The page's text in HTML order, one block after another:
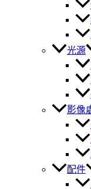
光源
影像
配件